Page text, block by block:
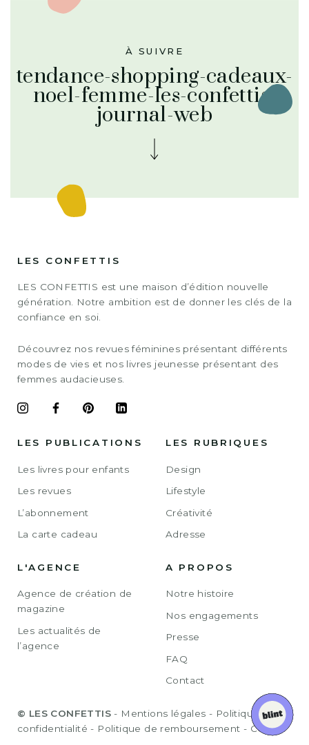
À SUIVRE
tendance-shopping-cadeaux-
noel-femme-les-confettis-
journal-web
LES CONFETTIS
LES CONFETTIS est une maison d’édition nouvelle
génération. Notre ambition est de donner les clés de la
confiance en soi.
Découvrez nos revues féminines présentant différents
modes de vies et nos livres jeunesse présentant des
femmes audacieuses.
LES PUBLICATIONS
Les livres pour enfants
Les revues
L’abonnement
La carte cadeau
LES RUBRIQUES
Design
Lifestyle
Créativité
Adresse
L'AGENCE
Agence de création de
magazine
Les actualités de
l’agence
A PROPOS
Notre histoire
Nos engagements
Presse
FAQ
Contact
© LES CONFETTIS - Mentions légales - Politique de
confidentialité - Politique de remboursement - CGV